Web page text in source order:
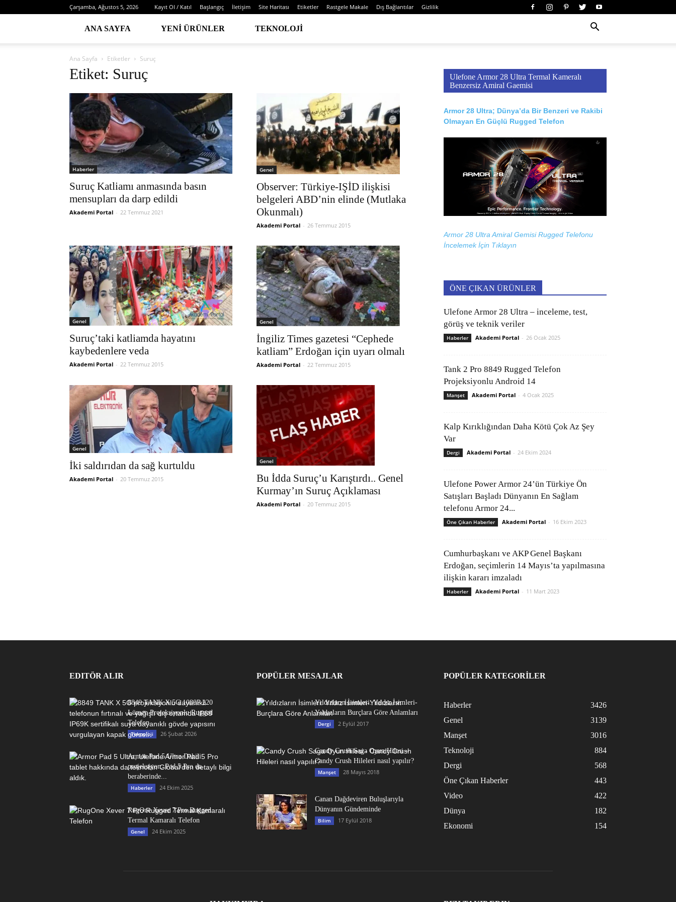
Çarşamba, Ağustos 5, 2026 Kayıt Ol / Katıl Başlangıç İletişim Site Haritası Etiketler Rastgele Makale Dış Bağlantılar Gizlilik
ANA SAYFA YENI ÜRÜNLER TEKNOLOJI
Ana Sayfa Etiketler Suruç
Etiket: Suruç
Haberler
Suruç Katliamı anmasında basın
mensupları da darp edildi
Akademi Portal - 22 Temmuz 2021
Genel
Observer: Türkiye-IŞİD ilişkisi
belgeleri ABD’nin elinde (Mutlaka
Okunmalı)
Akademi Portal - 26 Temmuz 2015
Genel
Suruç’taki katliamda hayatını
kaybedenlere veda
Akademi Portal - 22 Temmuz 2015
Genel
İngiliz Times gazetesi “Cephede
katliam” Erdoğan için uyarı olmalı
Akademi Portal - 22 Temmuz 2015
Genel
İki saldırıdan da sağ kurtuldu
Akademi Portal - 20 Temmuz 2015
Genel
Bu İdda Suruç’u Karıştırdı.. Genel
Kurmay’ın Suruç Açıklaması
Akademi Portal - 20 Temmuz 2015
Ulefone Armor 28 Ultra Termal Kameralı
Benzersiz Amiral Gaemisi
Armor 28 Ultra; Dünya’da Bir Benzeri ve Rakibi
Olmayan En Güçlü Rugged Telefon
Armor 28 Ultra Amiral Gemisi Rugged Telefonu
İncelemek İçin Tıklayın
ÖNE ÇIKAN ÜRÜNLER
Ulefone Armor 28 Ultra – inceleme, test,
görüş ve teknik veriler
Haberler Akademi Portal - 26 Ocak 2025
Tank 2 Pro 8849 Rugged Telefon
Projeksiyonlu Android 14
Manşet Akademi Portal - 4 Ocak 2025
Kalp Kırıklığından Daha Kötü Çok Az Şey
Var
Dergi Akademi Portal - 24 Ekim 2024
Ulefone Power Armor 24’ün Türkiye Ön
Satışları Başladı Dünyanın En Sağlam
telefonu Armor 24...
Öne Çıkan Haberler Akademi Portal - 16 Ekim 2023
Cumhurbaşkanı ve AKP Genel Başkanı
Erdoğan, seçimlerin 14 Mayıs’ta yapılmasına
ilişkin kararı imzaladı
Haberler Akademi Portal - 11 Mart 2023
EDITÖR ALIR
8849 TANK X 5G 1080P 220
Lümen Projeksiyonlu Rugged
Telefon
Teknoloji 26 Şubat 2026
Armor Pad 5 Ultra Dahili
projeksiyon, Pad 5 Pro da
beraberinde...
Haberler 24 Ekim 2025
RugOne Xever 7 Pro Rugged
Termal Kamaralı Telefon
Genel 24 Ekim 2025
POPÜLER MESAJLAR
Yıldızların İsimleri: Yıldız İsimleri-
Yıldızların Burçlara Göre Anlamları
Dergi 2 Eylül 2017
Candy Crush Saga Oyun Hilesi –
Candy Crush Hileleri nasıl yapılır?
Manşet 28 Mayıs 2018
Canan Dağdeviren Buluşlarıyla
Dünyanın Gündeminde
Bilim 17 Eylül 2018
POPÜLER KATEGORİLER
Haberler
3426
Genel
3139
Manşet
3016
Teknoloji
884
Dergi
568
Öne Çıkan Haberler
443
Video
422
Dünya
182
Ekonomi
154